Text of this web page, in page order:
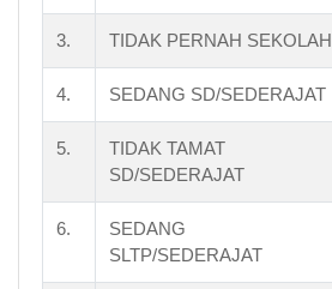
3. TIDAK PERNAH SEKOLAH
4. SEDANG SD/SEDERAJAT
5.
TIDAK TAMAT
SD/SEDERAJAT
6.
SEDANG
SLTP/SEDERAJAT